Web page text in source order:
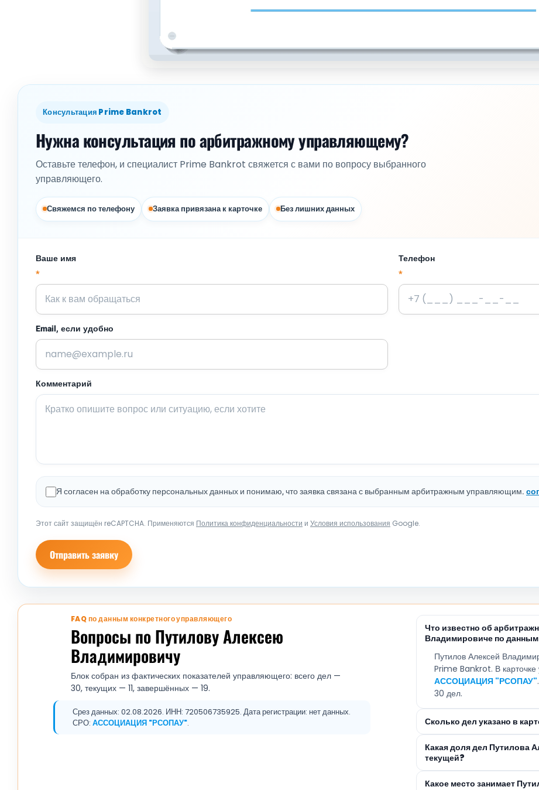
Консультация Prime Bankrot
Нужна консультация по арбитражному управляющему?
Оставьте телефон, и специалист Prime Bankrot свяжется с вами по вопросу выбранного
управляющего.
Свяжемся по телефону Заявка привязана к карточке Без лишних данных
Ваше имя
*
Телефон
*
Email, если удобно
Комментарий
Я согласен на обработку персональных данных и понимаю, что заявка связана с выбранным арбитражным управляющим.
Этот сайт защищён reCAPTCHA. Применяются Политика конфиденциальности и Условия использования Google.
Отправить заявку
FAQ по данным конкретного управляющего
Вопросы по Путилову Алексею
Владимировичу
Блок собран из фактических показателей управляющего: всего дел —
30, текущих — 11, завершённых — 19.
Срез данных: 02.08.2026. ИНН: 720506735925. Дата регистрации: нет данных.
СРО: АССОЦИАЦИЯ "РСОПАУ".
Что известно об
Владимировиче по данным
Путилов Алексей
Prime Bankrot. В
АССОЦИАЦИЯ "РСОПАУ"
30 дел.
Сколько дел указано в
Какая доля дел Путилова
текущей?
Какое место занимает